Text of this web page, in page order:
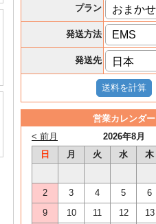
プラン
発送方法
発送先
営業カレンダー
2026年8月
< 前月
日
月 火 水 木
2
3 4 5 6
9
10 11 12 13